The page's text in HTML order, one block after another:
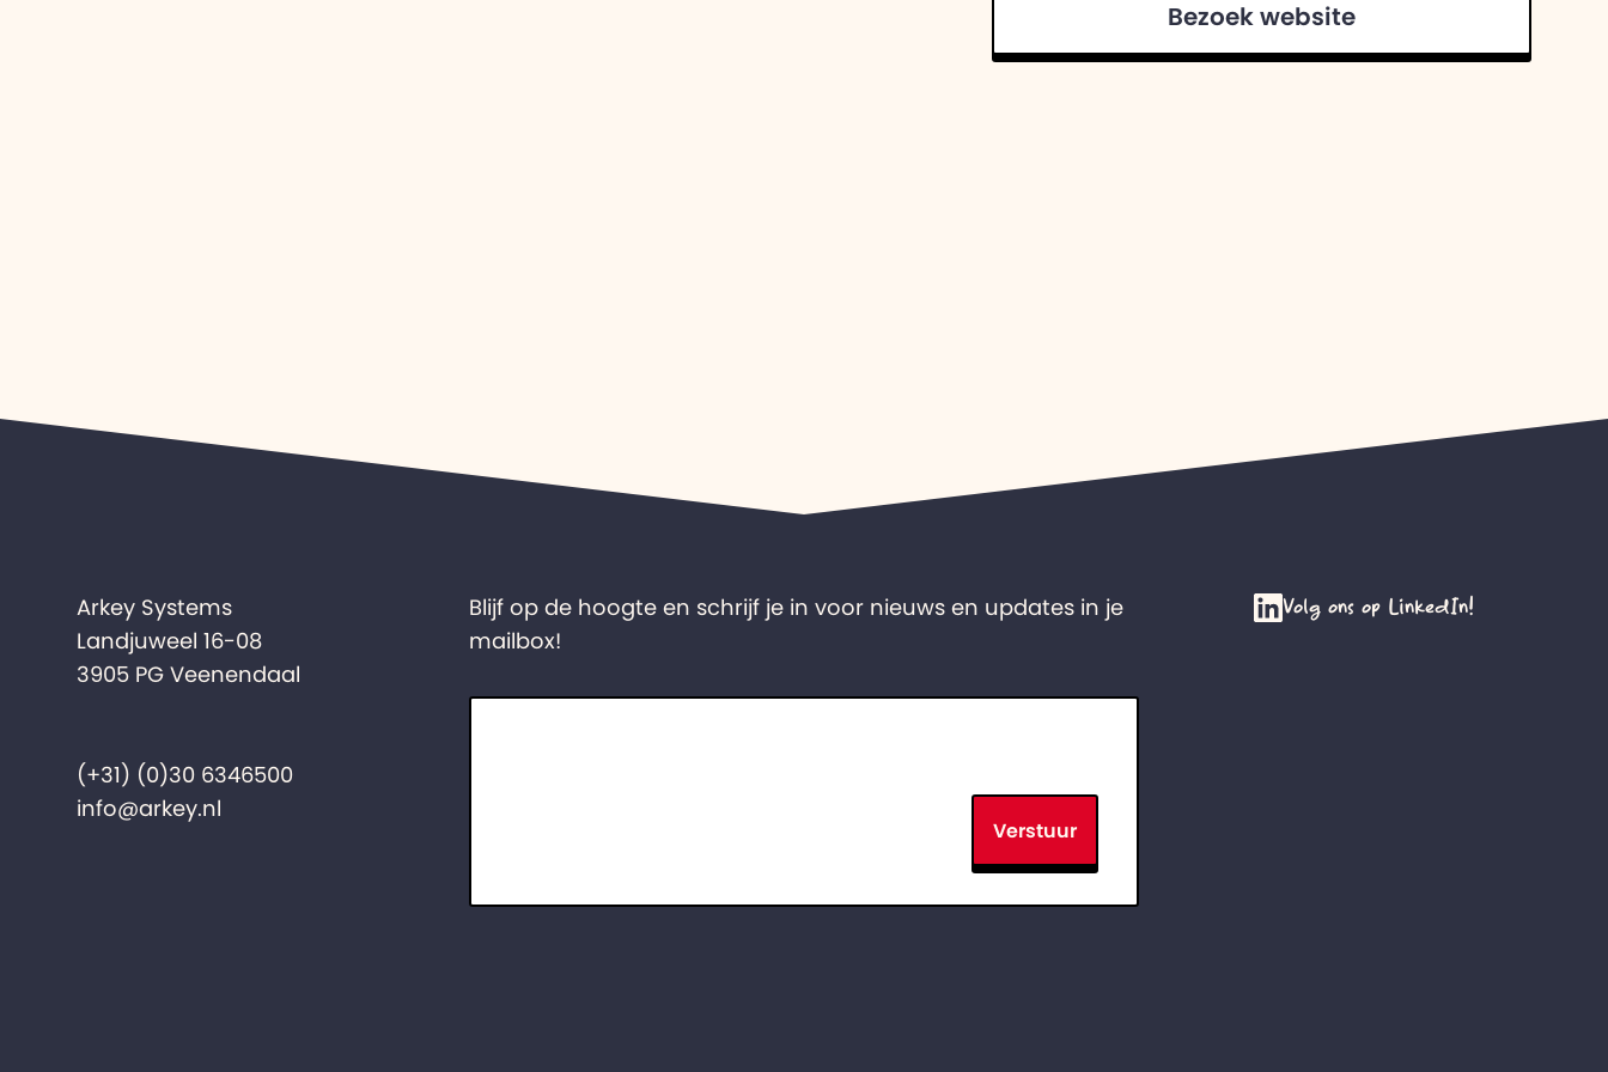
Bezoek website
Arkey Systems
Landjuweel 16-08
3905 PG Veenendaal
(+31) (0)30 6346500
info@arkey.nl
Blijf op de hoogte en schrijf je in voor nieuws en updates in je
mailbox!
Verstuur
Volg ons op LinkedIn!